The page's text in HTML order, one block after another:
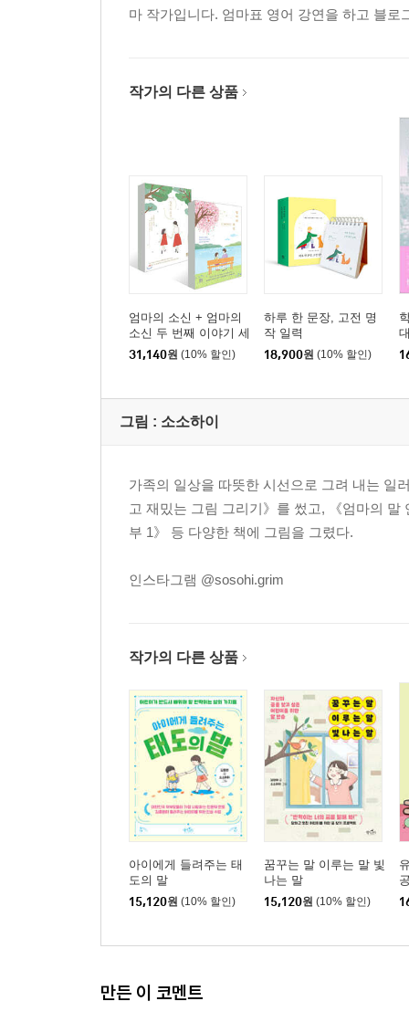
마 작가입니다. 엄마표 영어 강연을 하고 블
작가의 다른 상품
엄마의 소신 + 엄마의
소신 두 번째 이야기 세
트
31,140원 (10% 할인)
하루 한 문장, 고전 명
작 일력
18,900원 (10% 할인)
그림 : 소소하이
가족의 일상을 따뜻한 시선으로 그려 내는 일
고 재밌는 그림 그리기》를 썼고, 《엄마의
부 1》 등 다양한 책에 그림을 그렸다.
인스타그램 @sosohi.grim
작가의 다른 상품
아이에게 들려주는 태
도의 말
15,120원 (10% 할인)
꿈꾸는 말 이루는 말 빛
나는 말
15,120원 (10% 할인)
만든 이 코멘트